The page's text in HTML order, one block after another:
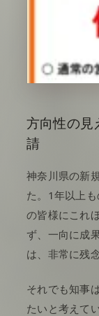
方向性の見
請
神奈川県の新
た。1年以上
の皆様にこれ
ず、一向に成
は、非常に残
それでも知事
たいと考えて